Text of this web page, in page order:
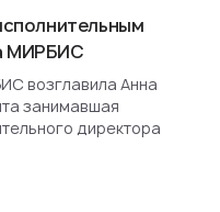
МИРБИС
возглавила Анна
занимавшая
директора